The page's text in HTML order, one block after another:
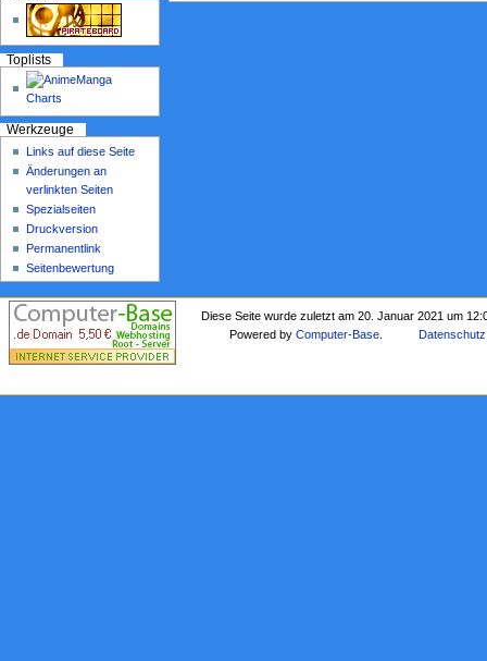
Toplists
Werkzeuge
Links auf diese Seite
Änderungen an
verlinkten Seiten
Spezialseiten
Druckversion
Permanentlink
Seitenbewertung
Diese Seite wurde zuletzt am 20. Januar 2021 um
Powered byComputer-Base Datenschutz